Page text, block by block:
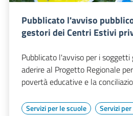
Pubblicato l'avviso
gestori dei Centri Estivi
Pubblicato l'avviso per i
aderire al Progetto Regionale
povertà educative e la
Servizi per le scuole
Servizi